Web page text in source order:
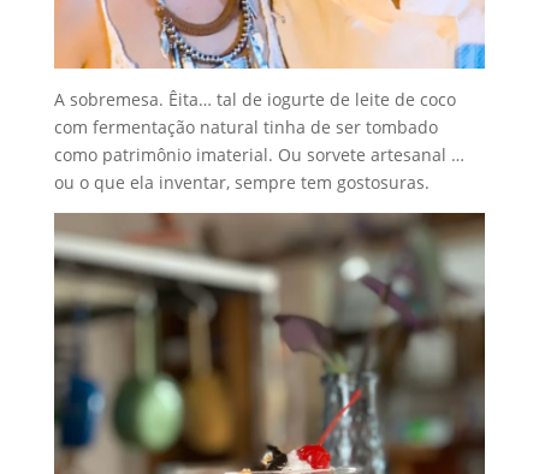
A sobremesa. Êita… tal de iogurte de leite de coco
com fermentação natural tinha de ser tombado
como patrimônio imaterial. Ou sorvete artesanal …
ou o que ela inventar, sempre tem gostosuras.